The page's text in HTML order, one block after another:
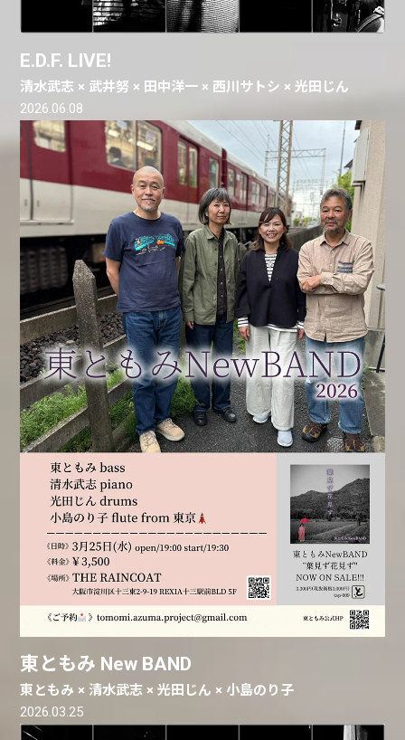
E.D.F. LIVE!
清水武志 × 武井努 × 田中洋一 × 西川サトシ × 光田じん
2026.06.08
東ともみ New BAND
東ともみ × 清水武志 × 光田じん × 小島のり子
2026.03.25